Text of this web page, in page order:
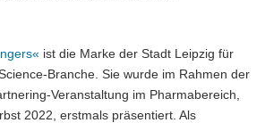
ist die Marke der Stadt Leipzig für
Branche. Sie wurde im Rahmen der
Veranstaltung im Pharmabereich,
2022, erstmals präsentiert. Als